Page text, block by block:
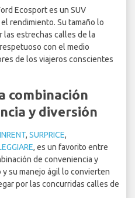
Ecosport es un SUV
rendimiento. Su tamaño lo
las estrechas calles de la
con el medio
de los viajeros conscientes
combinación
y diversión
, SURPRICE,
, es un favorito entre
de conveniencia y
su manejo ágil lo convierten
por las concurridas calles de